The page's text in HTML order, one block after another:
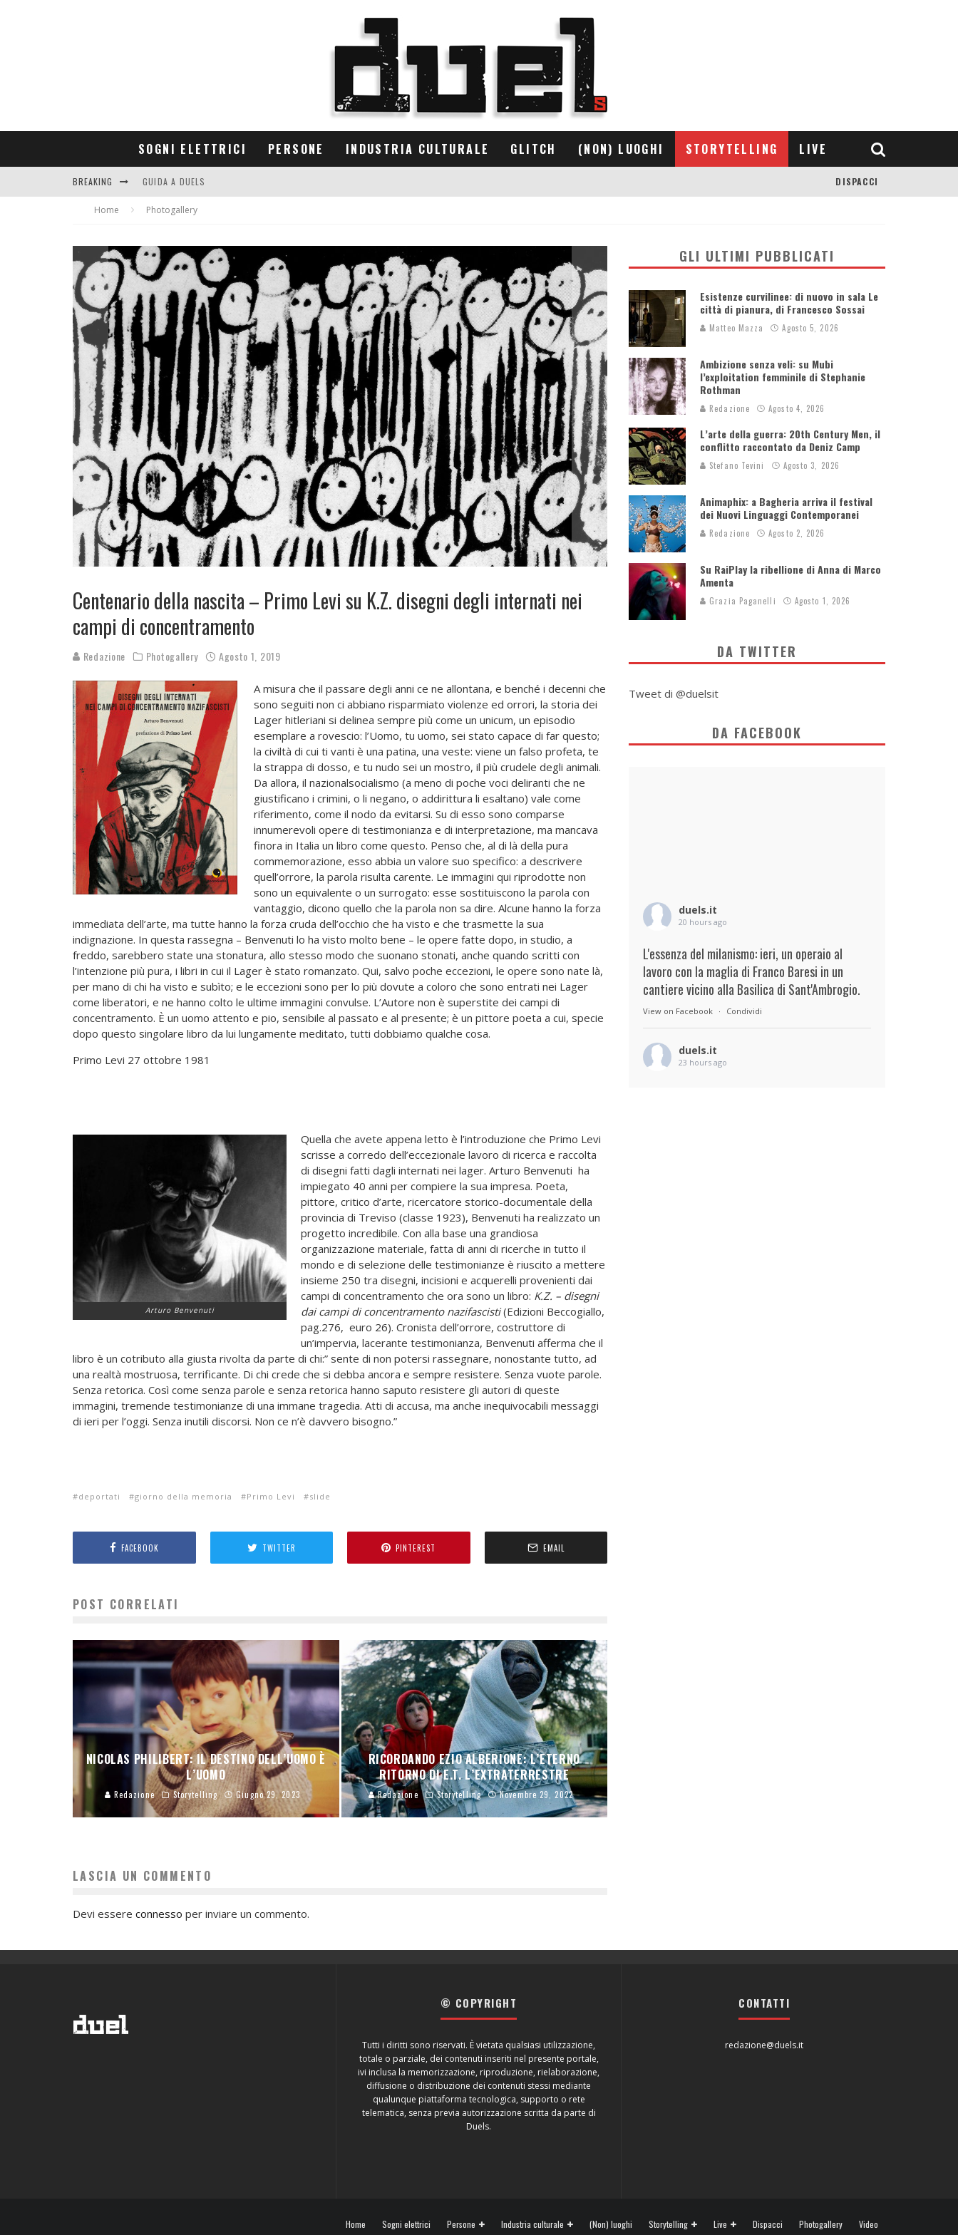
SOGNI ELETTRICI PERSONE INDUSTRIA CULTURALE GLITCH (NON) LUOGHI STORYTELLING LIVE
BREAKING GUIDA A DUELS
CONTRIBUTORS
DISPACCI
Home Photogallery
Centenario della nascita – Primo Levi su K.Z. disegni degli internati nei
campi di concentramento
Redazione Photogallery Agosto 1, 2019
A misura che il passare degli anni ce ne allontana, e benché i decenni che
sono seguiti non ci abbiano risparmiato violenze ed orrori, la storia dei
Lager hitleriani si delinea sempre più come un unicum, un episodio
esemplare a rovescio: l’Uomo, tu uomo, sei stato capace di far questo;
la civiltà di cui ti vanti è una patina, una veste: viene un falso profeta, te
la strappa di dosso, e tu nudo sei un mostro, il più crudele degli animali.
Da allora, il nazionalsocialismo (a meno di poche voci deliranti che ne
giustificano i crimini, o li negano, o addirittura li esaltano) vale come
riferimento, come il nodo da evitarsi. Su di esso sono comparse
innumerevoli opere di testimonianza e di interpretazione, ma mancava
finora in Italia un libro come questo. Penso che, al di là della pura
commemorazione, esso abbia un valore suo specifico: a descrivere
quell’orrore, la parola risulta carente. Le immagini qui riprodotte non
sono un equivalente o un surrogato: esse sostituiscono la parola con
vantaggio, dicono quello che la parola non sa dire. Alcune hanno la forza
immediata dell’arte, ma tutte hanno la forza cruda dell’occhio che ha visto e che trasmette la sua
indignazione. In questa rassegna – Benvenuti lo ha visto molto bene – le opere fatte dopo, in studio, a
freddo, sarebbero state una stonatura, allo stesso modo che suonano stonati, anche quando scritti con
l’intenzione più pura, i libri in cui il Lager è stato romanzato. Qui, salvo poche eccezioni, le opere sono nate là,
per mano di chi ha visto e subìto; e le eccezioni sono per lo più dovute a coloro che sono entrati nei Lager
come liberatori, e ne hanno colto le ultime immagini convulse. L’Autore non è superstite dei campi di
concentramento. È un uomo attento e pio, sensibile al passato e al presente; è un pittore poeta a cui, specie
dopo questo singolare libro da lui lungamente meditato, tutti dobbiamo qualche cosa.
Primo Levi 27 ottobre 1981
Arturo Benvenuti
Quella che avete appena letto è l’introduzione che Primo Levi
scrisse a corredo dell’eccezionale lavoro di ricerca e raccolta
di disegni fatti dagli internati nei lager. Arturo Benvenuti ha
impiegato 40 anni per compiere la sua impresa. Poeta,
pittore, critico d’arte, ricercatore storico-documentale della
provincia di Treviso (classe 1923), Benvenuti ha realizzato un
progetto incredibile. Con alla base una grandiosa
organizzazione materiale, fatta di anni di ricerche in tutto il
mondo e di selezione delle testimonianze è riuscito a mettere
insieme 250 tra disegni, incisioni e acquerelli provenienti dai
campi di concentramento che ora sono un libro: K.Z. – disegni
dai campi di concentramento nazifascisti(Edizioni Beccogiallo,
pag.276, euro 26). Cronista dell’orrore, costruttore di
un’impervia, lacerante testimonianza, Benvenuti afferma che il
libro è un cotributo alla giusta rivolta da parte di chi:” sente di non potersi rassegnare, nonostante tutto, ad
una realtà mostruosa, terrificante. Di chi crede che si debba ancora e sempre resistere. Senza vuote parole.
Senza retorica. Così come senza parole e senza retorica hanno saputo resistere gli autori di queste
immagini, tremende testimonianze di una immane tragedia. Atti di accusa, ma anche inequivocabili messaggi
di ieri per l’oggi. Senza inutili discorsi. Non ce n’è davvero bisogno.”
deportati giorno della memoria Primo Levi slide
FACEBOOK TWITTER PINTEREST EMAIL
POST CORRELATI
NICOLAS PHILIBERT: IL DESTINO DELL’UOMO È
L’UOMO
Redazione Storytelling Giugno 29, 2023
RICORDANDO EZIO ALBERIONE: L’ETERNO
RITORNO DI E.T. L’EXTRATERRESTRE
Redazione Storytelling Novembre 29, 2022
LASCIA UN COMMENTO
Devi essere connesso per inviare un commento.
GLI ULTIMI PUBBLICATI
Esistenze curvilinee: di nuovo in sala Le
città di pianura, di Francesco Sossai
Matteo Mazza Agosto 5, 2026
Ambizione senza veli: su Mubi
l’exploitation femminile di Stephanie
Rothman
Redazione Agosto 4, 2026
L’arte della guerra: 20th Century Men, il
conflitto raccontato da Deniz Camp
Stefano Tevini Agosto 3, 2026
Animaphix: a Bagheria arriva il festival
dei Nuovi Linguaggi Contemporanei
Redazione Agosto 2, 2026
Su RaiPlay la ribellione di Anna di Marco
Amenta
Grazia Paganelli Agosto 1, 2026
DA TWITTER
Tweet di @duelsit
DA FACEBOOK
duels.it
20 hours ago
L'essenza del milanismo: ieri, un operaio al
lavoro con la maglia di Franco Baresi in un
cantiere vicino alla Basilica di Sant'Ambrogio.
View on Facebook · Condividi
duels.it
23 hours ago
© COPYRIGHT
Tutti i diritti sono riservati. È vietata qualsiasi utilizzazione,
totale o parziale, dei contenuti inseriti nel presente portale,
ivi inclusa la memorizzazione, riproduzione, rielaborazione,
diffusione o distribuzione dei contenuti stessi mediante
qualunque piattaforma tecnologica, supporto o rete
telematica, senza previa autorizzazione scritta da parte di
Duels.
CONTATTI
redazione@duels.it
Home Sogni elettrici Persone Industria culturale (Non) luoghi Storytelling Live Dispacci Photogallery Video